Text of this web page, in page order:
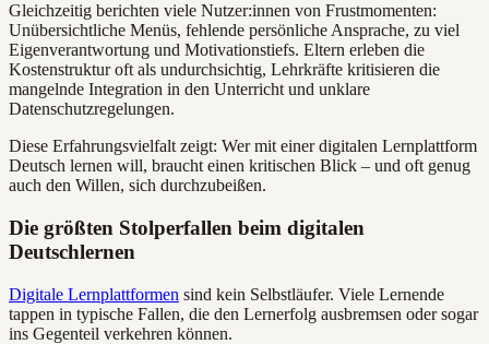
Gleichzeitig berichten viele Nutzer:innen von Frustmomenten:
Unübersichtliche Menüs, fehlende persönliche Ansprache, zu viel
Eigenverantwortung und Motivationstiefs. Eltern erleben die
Kostenstruktur oft als undurchsichtig, Lehrkräfte kritisieren die
mangelnde Integration in den Unterricht und unklare
Datenschutzregelungen.
Diese Erfahrungsvielfalt zeigt: Wer mit einer digitalen Lernplattform
Deutsch lernen will, braucht einen kritischen Blick – und oft genug
auch den Willen, sich durchzubeißen.
Die größten Stolperfallen beim digitalen
Deutschlernen
Digitale Lernplattformen sind kein Selbstläufer. Viele Lernende
tappen in typische Fallen, die den Lernerfolg ausbremsen oder sogar
ins Gegenteil verkehren können.